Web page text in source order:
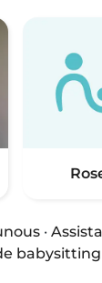
·
babysitting